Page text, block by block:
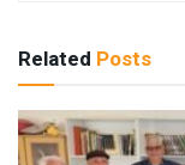
Related Posts